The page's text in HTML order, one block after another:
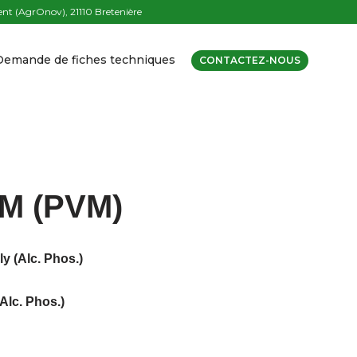
(AgrOnov), 21110 Bretenière
de fiches techniques CONTACTEZ-NOUS
(PVM)
(Alc. Phos.)
Phos.)